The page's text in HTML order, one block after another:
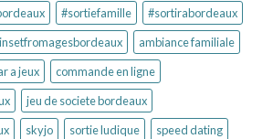
#sortiefamille
#sortirabordeaux
ambiance familiale
a jeux
commande en ligne
jeu de societe bordeaux
skyjo sortie ludique
speed dating